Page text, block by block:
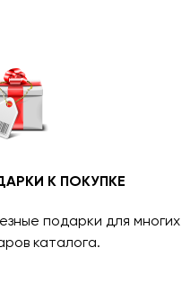
К ПОКУПКЕ
подарки для многих
каталога.